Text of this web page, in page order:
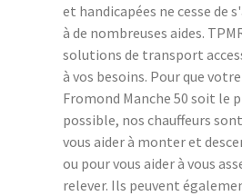
et handicapées ne cesse de
à de nombreuses aides.
solutions de transport
à vos besoins. Pour que
Fromond Manche 50 soit le
possible, nos chauffeurs
vous aider à monter et
ou pour vous aider à vous
relever. Ils peuvent